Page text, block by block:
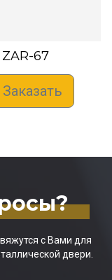
ZAR-67
Заказать
с Вами для
двери.